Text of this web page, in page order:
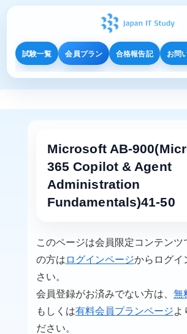
試験一覧 会員プラン 合格報告記 お問
Microsoft AB-
365 Copilot & Agent
Administration
Fundamentals)41-50
このページは会員限定コンテンツ
の方は ログインページからログイ
さい。
会員登録がお済みでない方は、 無
もしくは有料会員プランページよ
ださい。